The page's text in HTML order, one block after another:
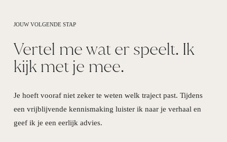
JOUW VOLGENDE STAP
Vertel me wat er speelt. Ik
kijk met je mee.
Je hoeft vooraf niet zeker te weten welk traject past. Tijdens
een vrijblijvende kennismaking luister ik naar je verhaal en
geef ik je een eerlijk advies.